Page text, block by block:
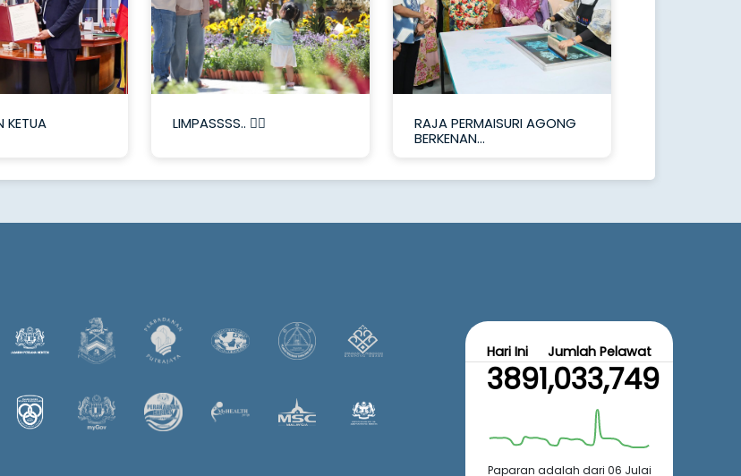
KETUA
LIMPASSSS.. ✋🏼
RAJA PERMAISURI AGONG
BERKENAN...
Hari Ini Jumlah Pelawat
3891,033,749
Paparan adalah dari 06 Julai